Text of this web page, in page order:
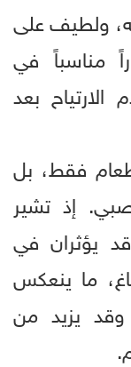
ولطيف على
مناسباً في
بعد
فقط، بل
إذ تشير
قد يؤثران في
ما ينعكس
وقد يزيد من